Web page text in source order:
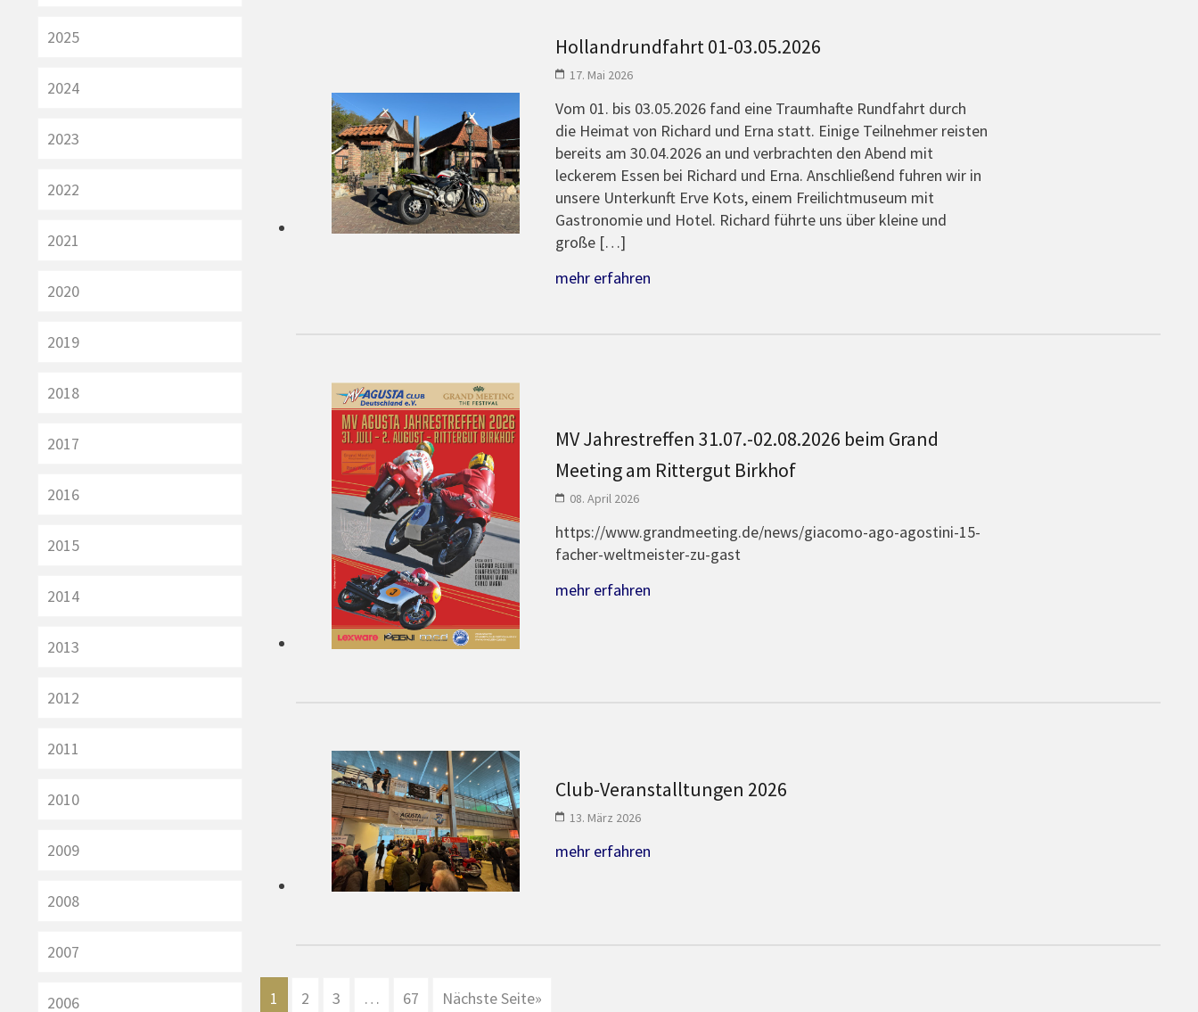
Hollandrundfahrt 01-03.05.2026
17. Mai 2026
Vom 01. bis 03.05.2026 fand eine Traumhafte Rundfahrt durch
die Heimat von Richard und Erna statt. Einige Teilnehmer reisten
bereits am 30.04.2026 an und verbrachten den Abend mit
leckerem Essen bei Richard und Erna. Anschließend fuhren wir in
unsere Unterkunft Erve Kots, einem Freilichtmuseum mit
Gastronomie und Hotel. Richard führte uns über kleine und
große […]
mehr erfahren
MV Jahrestreffen 31.07.-02.08.2026 beim Grand
Meeting am Rittergut Birkhof
08. April 2026
https://www.grandmeeting.de/news/giacomo-ago-agostini-15-
facher-weltmeister-zu-gast
mehr erfahren
Club-Veranstalltungen 2026
13. März 2026
mehr erfahren
Seitennummerierung
1 2 3 … 67 Nächste Seite»
2025
2024
2023
2022
2021
2020
2019
2018
2017
2016
2015
2014
2013
2012
2011
2010
2009
2008
2007
2006